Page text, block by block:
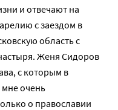
и отвечают на
с заездом в
область с
Женя Сидоров
с которым в
очень
о православии